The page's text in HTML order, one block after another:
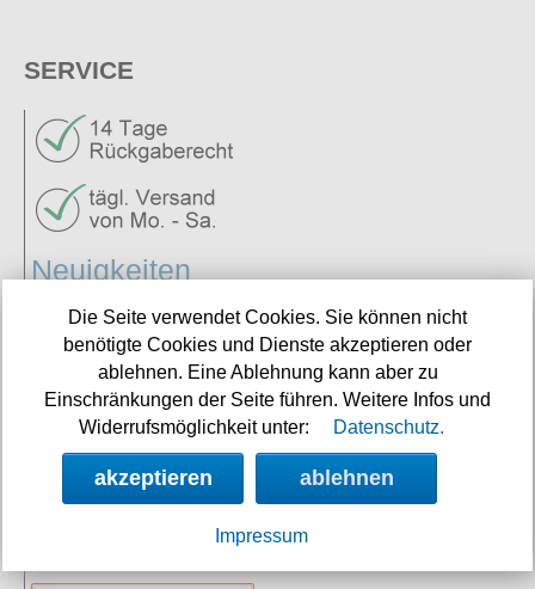
SERVICE
Neuigkeiten
Links
NEWSLETTER
Angebote, Rabatte und Aktionen per E-Mail erhalten.
Die Seite verwendet Cookies. Sie können nicht
benötigte Cookies und Dienste akzeptieren oder
ablehnen. Eine Ablehnung kann aber zu
Einschränkungen der Seite führen. Weitere Infos und
Widerrufsmöglichkeit unter:
Datenschutz.
akzeptieren ablehnen
Impressum